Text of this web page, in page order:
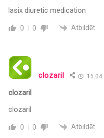
lasix diuretic medication
0 0 Atbildēt
clozaril
clozaril
clozaril
0 0 Atbildēt